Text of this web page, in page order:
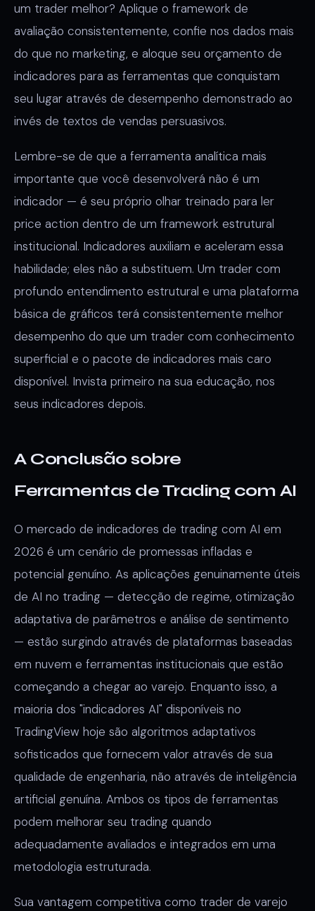
um trader melhor? Aplique o framework de
avaliação consistentemente, confie nos dados mais
do que no marketing, e aloque seu orçamento de
indicadores para as ferramentas que conquistam
seu lugar através de desempenho demonstrado ao
invés de textos de vendas persuasivos.
Lembre-se de que a ferramenta analítica mais
importante que você desenvolverá não é um
indicador — é seu próprio olhar treinado para ler
price action dentro de um framework estrutural
institucional. Indicadores auxiliam e aceleram essa
habilidade; eles não a substituem. Um trader com
profundo entendimento estrutural e uma plataforma
básica de gráficos terá consistentemente melhor
desempenho do que um trader com conhecimento
superficial e o pacote de indicadores mais caro
disponível. Invista primeiro na sua educação, nos
seus indicadores depois.
A Conclusão sobre
Ferramentas de Trading com AI
O mercado de indicadores de trading com AI em
2026 é um cenário de promessas infladas e
potencial genuíno. As aplicações genuinamente úteis
de AI no trading — detecção de regime, otimização
adaptativa de parâmetros e análise de sentimento
— estão surgindo através de plataformas baseadas
em nuvem e ferramentas institucionais que estão
começando a chegar ao varejo. Enquanto isso, a
maioria dos "indicadores AI" disponíveis no
TradingView hoje são algoritmos adaptativos
sofisticados que fornecem valor através de sua
qualidade de engenharia, não através de inteligência
artificial genuína. Ambos os tipos de ferramentas
podem melhorar seu trading quando
adequadamente avaliados e integrados em uma
metodologia estruturada.
Sua vantagem competitiva como trader de varejo